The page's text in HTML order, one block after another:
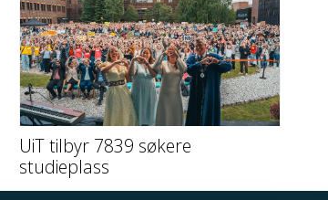
UiT tilbyr 7839 søkere
studieplass